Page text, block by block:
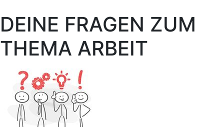
DEINE FRAGEN ZUM
THEMA ARBEIT